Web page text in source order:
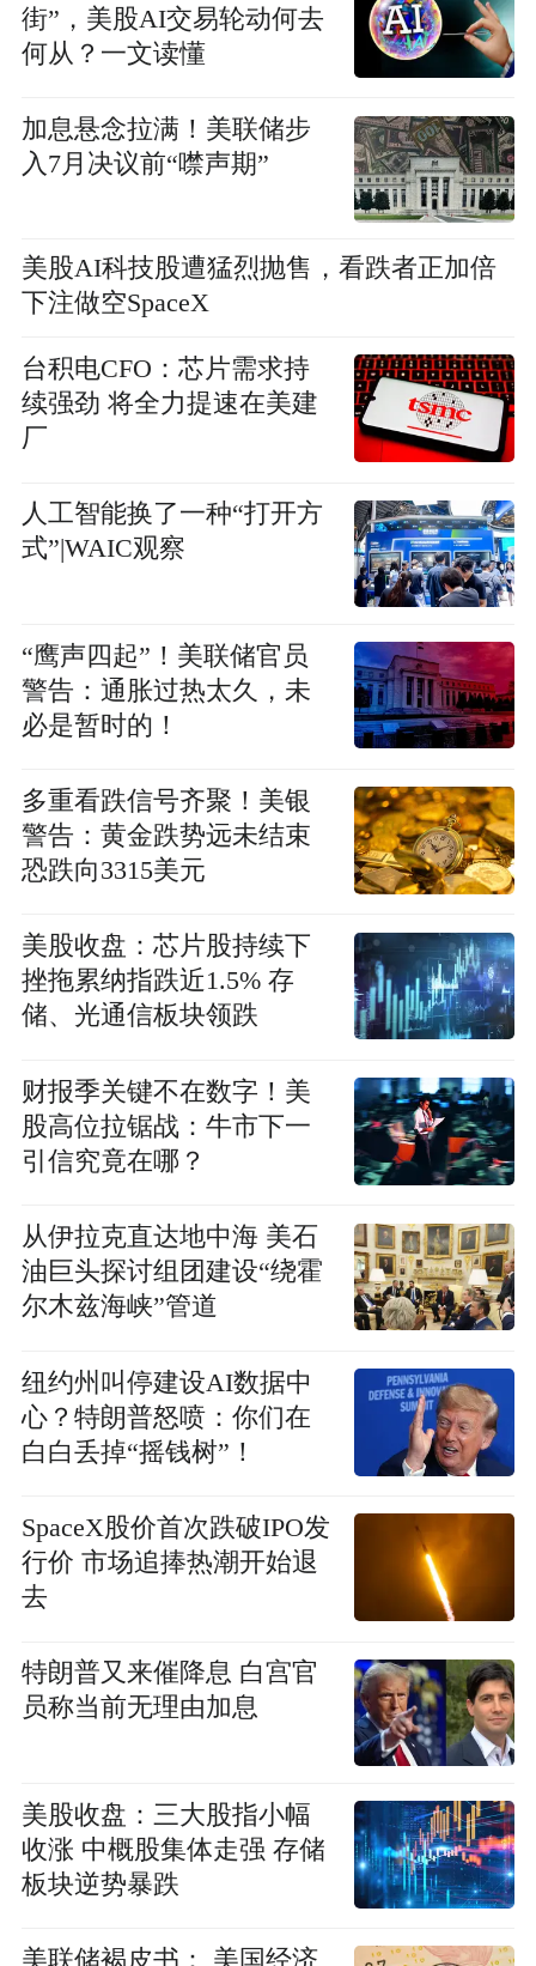
街”，美股AI交易轮动何去
何从？一文读懂
加息悬念拉满！美联储步
入7月决议前“噤声期”
美股AI科技股遭猛烈抛售，看跌者正加倍
下注做空SpaceX
台积电CFO：芯片需求持
续强劲 将全力提速在美建
厂
人工智能换了一种“打开方
式”|WAIC观察
“鹰声四起”！美联储官员
警告：通胀过热太久，未
必是暂时的！
多重看跌信号齐聚！美银
警告：黄金跌势远未结束
恐跌向3315美元
美股收盘：芯片股持续下
挫拖累纳指跌近1.5% 存
储、光通信板块领跌
财报季关键不在数字！美
股高位拉锯战：牛市下一
引信究竟在哪？
从伊拉克直达地中海 美石
油巨头探讨组团建设“绕霍
尔木兹海峡”管道
纽约州叫停建设AI数据中
心？特朗普怒喷：你们在
白白丢掉“摇钱树”！
SpaceX股价首次跌破IPO发
行价 市场追捧热潮开始退
去
特朗普又来催降息 白宫官
员称当前无理由加息
美股收盘：三大股指小幅
收涨 中概股集体走强 存储
板块逆势暴跌
美联储褐皮书： 美国经济